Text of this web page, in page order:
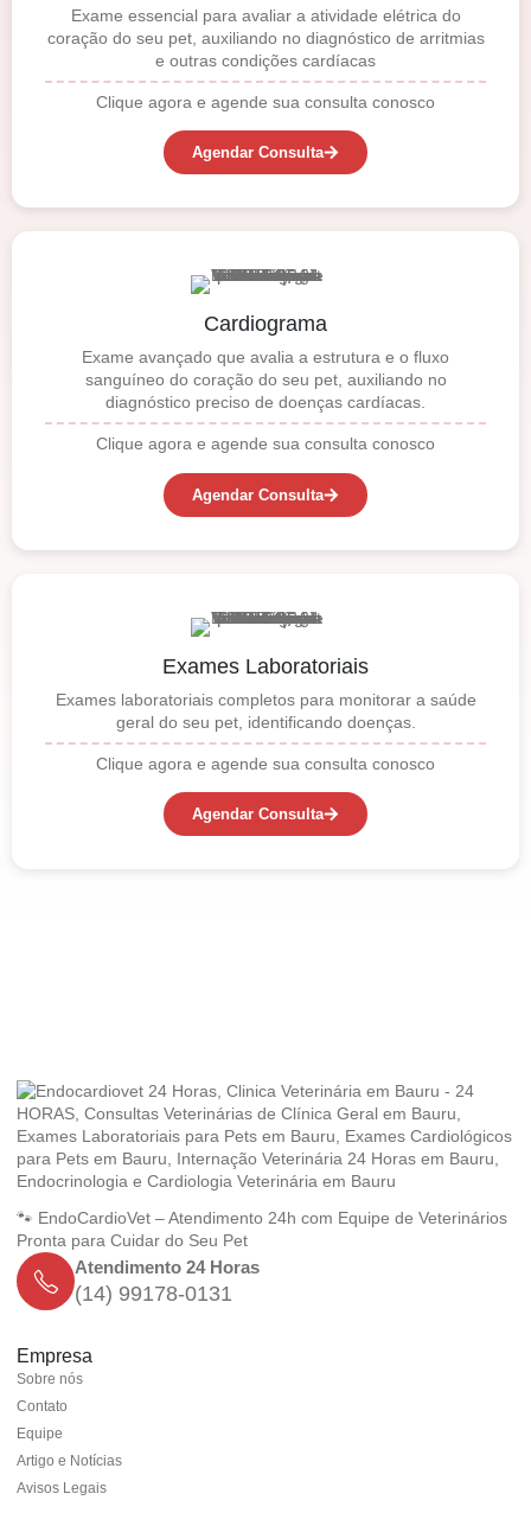
Exame essencial para avaliar a atividade elétrica do
coração do seu pet, auxiliando no diagnóstico de arritmias
e outras condições cardíacas
Clique agora e agende sua consulta conosco
Agendar Consulta
Cardiograma
Exame avançado que avalia a estrutura e o fluxo
sanguíneo do coração do seu pet, auxiliando no
diagnóstico preciso de doenças cardíacas.
Clique agora e agende sua consulta conosco
Agendar Consulta
Exames Laboratoriais
Exames laboratoriais completos para monitorar a saúde
geral do seu pet, identificando doenças.
Clique agora e agende sua consulta conosco
Agendar Consulta
🐾 EndoCardioVet – Atendimento 24h com Equipe de Veterinários
Pronta para Cuidar do Seu Pet
Atendimento 24 Horas
(14) 99178-0131
Empresa
Sobre nós
Contato
Equipe
Artigo e Notícias
Avisos Legais